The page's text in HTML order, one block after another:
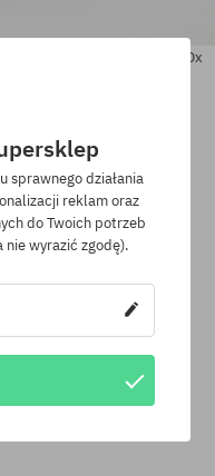
rozmiary:
42; 46
Converse Louie Lopez Pro Ox
sprawnego działania
reklam oraz
do Twoich potrzeb
nie wyrazić zgodę).